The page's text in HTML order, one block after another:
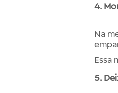
4.
Na
Essa
5.